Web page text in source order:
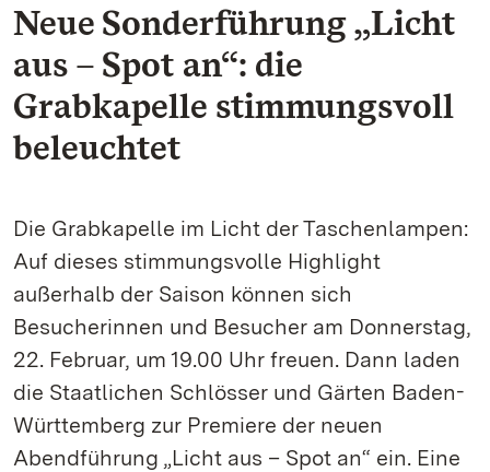
Neue Sonderführung „Licht
aus – Spot an“: die
Grabkapelle stimmungsvoll
beleuchtet
Die Grabkapelle im Licht der Taschenlampen:
Auf dieses stimmungsvolle Highlight
außerhalb der Saison können sich
Besucherinnen und Besucher am Donnerstag,
22. Februar, um 19.00 Uhr freuen. Dann laden
die Staatlichen Schlösser und Gärten Baden-
Württemberg zur Premiere der neuen
Abendführung „Licht aus – Spot an“ ein. Eine